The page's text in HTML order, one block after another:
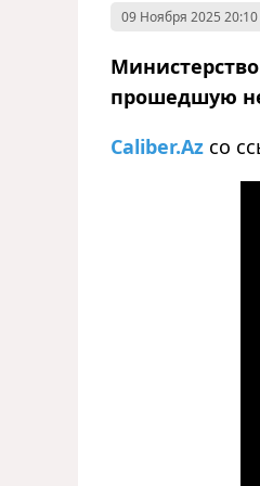
09 Ноября 2025 20:10
прошедшую
Caliber.Az со